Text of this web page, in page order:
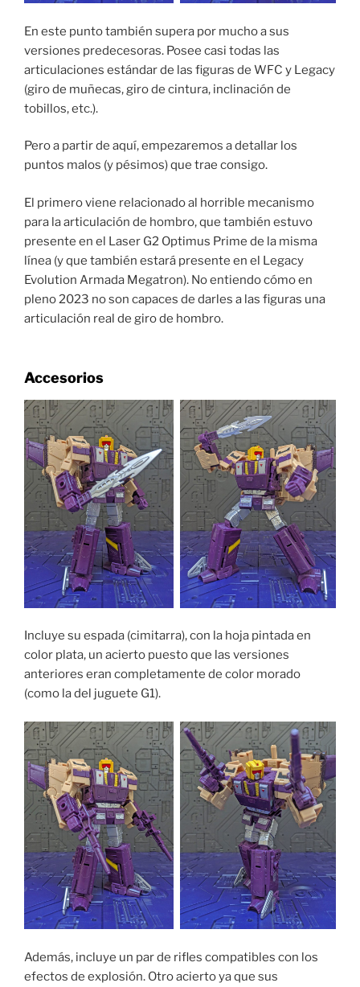
En este punto también supera por mucho a sus
versiones predecesoras. Posee casi todas las
articulaciones estándar de las figuras de WFC y Legacy
(giro de muñecas, giro de cintura, inclinación de
tobillos, etc.).
Pero a partir de aquí, empezaremos a detallar los
puntos malos (y pésimos) que trae consigo.
El primero viene relacionado al horrible mecanismo
para la articulación de hombro, que también estuvo
presente en el Laser G2 Optimus Prime de la misma
línea (y que también estará presente en el Legacy
Evolution Armada Megatron). No entiendo cómo en
pleno 2023 no son capaces de darles a las figuras una
articulación real de giro de hombro.
Accesorios
Incluye su espada (cimitarra), con la hoja pintada en
color plata, un acierto puesto que las versiones
anteriores eran completamente de color morado
(como la del juguete G1).
Además, incluye un par de rifles compatibles con los
efectos de explosión. Otro acierto ya que sus